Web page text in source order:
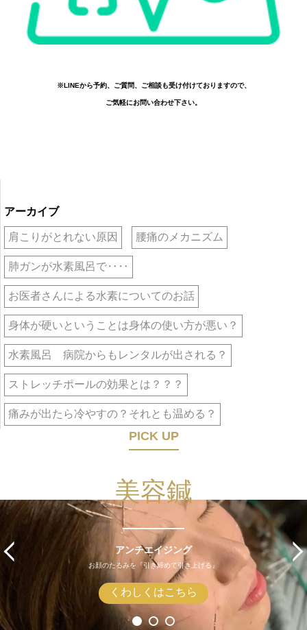
※LINEから予約、ご質問、ご相談も受け付けておりますので、
ご気軽にお問い合わせ下さい。
アーカイブ
肩こりがとれない原因 腰痛のメカニズム
肺ガンが水素風呂で‥‥
お医者さんによる水素についてのお話
身体が硬いということは身体の使い方が悪い？
水素風呂 病院からもレンタルが出される？
ストレッチポールの効果とは？？？
痛みが出たら冷やすの？それとも温める？
PICK UP
美容鍼
アンチエイジング
お顔のたるみを『引き締めて引き上げる』
くわしくはこちら